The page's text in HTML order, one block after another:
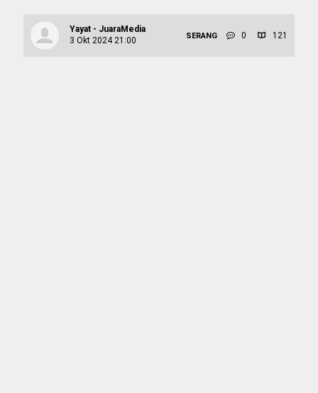
Yayat - JuaraMedia
3 Okt 2024 21:00
SERANG 0 121